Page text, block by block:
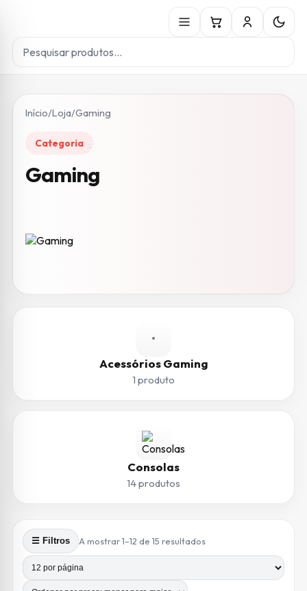
Início/Loja/Gaming
Categoria
Gaming
•
Acessórios Gaming
1 produto
Consolas
14 produtos
☰ Filtros A mostrar 1–12 de 15 resultadosOrdenado por preço:
Produtos por página
Número de colunas